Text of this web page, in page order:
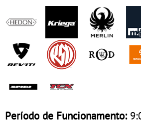
Período de Funcionamento: